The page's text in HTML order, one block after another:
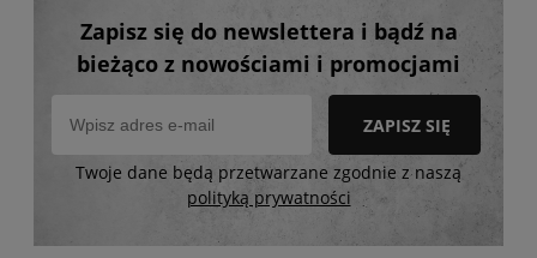
Zapisz się do newslettera i bądź na
bieżąco z nowościami i promocjami
ZAPISZ SIĘ
Twoje dane będą przetwarzane zgodnie z naszą
polityką prywatności